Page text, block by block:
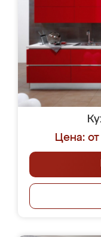
Цена: